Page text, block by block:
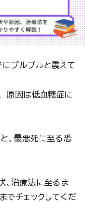
にプルプルと震えて
原因は低血糖症に
、最悪死に至る恐
、治療法に至るま
でチェックしてくだ